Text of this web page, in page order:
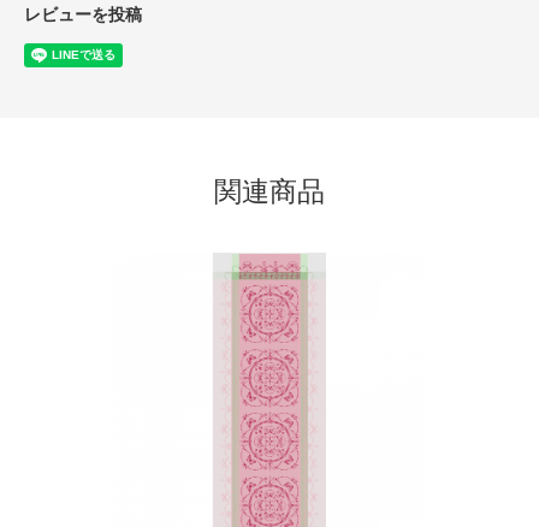
レビューを投稿
関連商品